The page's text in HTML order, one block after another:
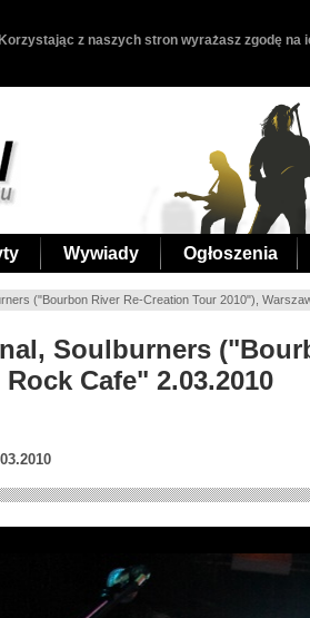
z naszych stron wyrażasz zgodę na
Wywiady Ogłoszenia
("Bourbon River Re-Creation Tour 2010"),
Soulburners
Cafe" 2.03.2010